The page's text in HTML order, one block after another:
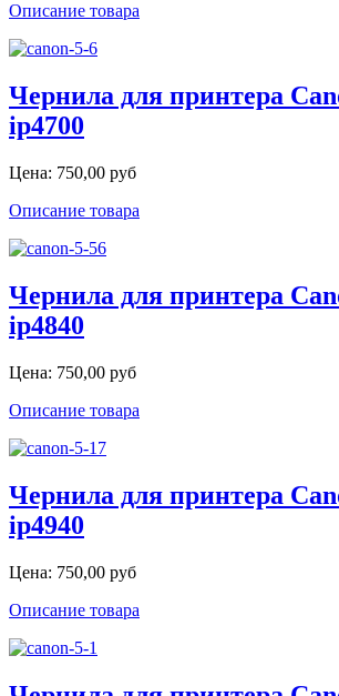
Описание товара
Чернила для принтера
ip4700
Цена: 750,00 руб
Описание товара
Чернила для принтера
ip4840
Цена: 750,00 руб
Описание товара
Чернила для принтера
ip4940
Цена: 750,00 руб
Описание товара